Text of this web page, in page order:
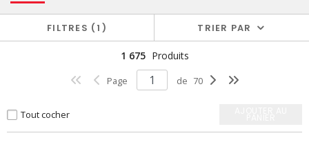
FILTRES 1 TRIER PAR
1 675 Produits
Page de 70
Tout cocher